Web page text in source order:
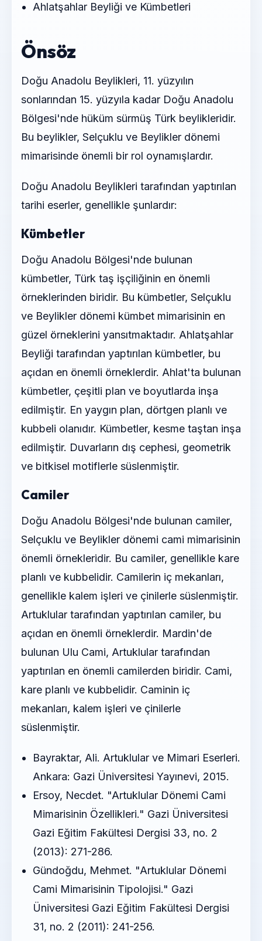
Ahlatşahlar Beyliği ve Kümbetleri
Önsöz
Doğu Anadolu Beylikleri, 11. yüzyılın
sonlarından 15. yüzyıla kadar Doğu Anadolu
Bölgesi'nde hüküm sürmüş Türk beylikleridir.
Bu beylikler, Selçuklu ve Beylikler dönemi
mimarisinde önemli bir rol oynamışlardır.
Doğu Anadolu Beylikleri tarafından yaptırılan
tarihi eserler, genellikle şunlardır:
Kümbetler
Doğu Anadolu Bölgesi'nde bulunan
kümbetler, Türk taş işçiliğinin en önemli
örneklerinden biridir. Bu kümbetler, Selçuklu
ve Beylikler dönemi kümbet mimarisinin en
güzel örneklerini yansıtmaktadır. Ahlatşahlar
Beyliği tarafından yaptırılan kümbetler, bu
açıdan en önemli örneklerdir. Ahlat'ta bulunan
kümbetler, çeşitli plan ve boyutlarda inşa
edilmiştir. En yaygın plan, dörtgen planlı ve
kubbeli olanıdır. Kümbetler, kesme taştan inşa
edilmiştir. Duvarların dış cephesi, geometrik
ve bitkisel motiflerle süslenmiştir.
Camiler
Doğu Anadolu Bölgesi'nde bulunan camiler,
Selçuklu ve Beylikler dönemi cami mimarisinin
önemli örnekleridir. Bu camiler, genellikle kare
planlı ve kubbelidir. Camilerin iç mekanları,
genellikle kalem işleri ve çinilerle süslenmiştir.
Artuklular tarafından yaptırılan camiler, bu
açıdan en önemli örneklerdir. Mardin'de
bulunan Ulu Cami, Artuklular tarafından
yaptırılan en önemli camilerden biridir. Cami,
kare planlı ve kubbelidir. Caminin iç
mekanları, kalem işleri ve çinilerle
süslenmiştir.
Bayraktar, Ali. Artuklular ve Mimari Eserleri.
Ankara: Gazi Üniversitesi Yayınevi, 2015.
Ersoy, Necdet. "Artuklular Dönemi Cami
Mimarisinin Özellikleri." Gazi Üniversitesi
Gazi Eğitim Fakültesi Dergisi 33, no. 2
(2013): 271-286.
Gündoğdu, Mehmet. "Artuklular Dönemi
Cami Mimarisinin Tipolojisi." Gazi
Üniversitesi Gazi Eğitim Fakültesi Dergisi
31, no. 2 (2011): 241-256.